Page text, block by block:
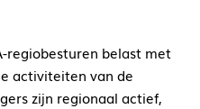
regiobesturen belast met
activiteiten van de
zijn regionaal actief,